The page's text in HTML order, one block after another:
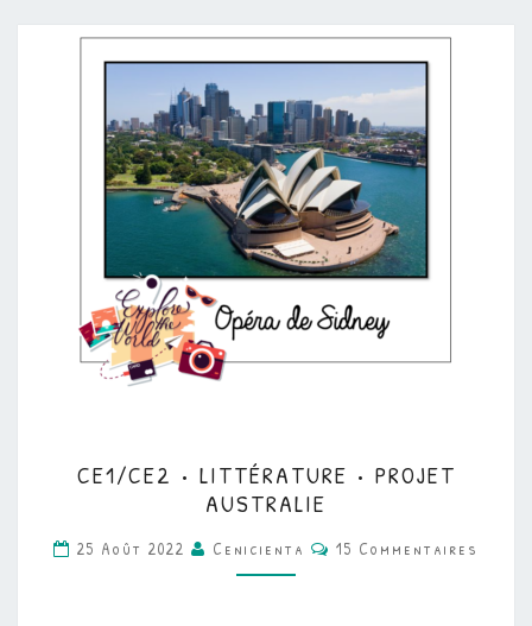
•
LITTÉRATURE
•
PROJET
CE1/CE2 • LITTÉRATURE • PROJET
AUSTRALIE
25 Août 2022 Cenicienta Commentaires
15 Commentaires